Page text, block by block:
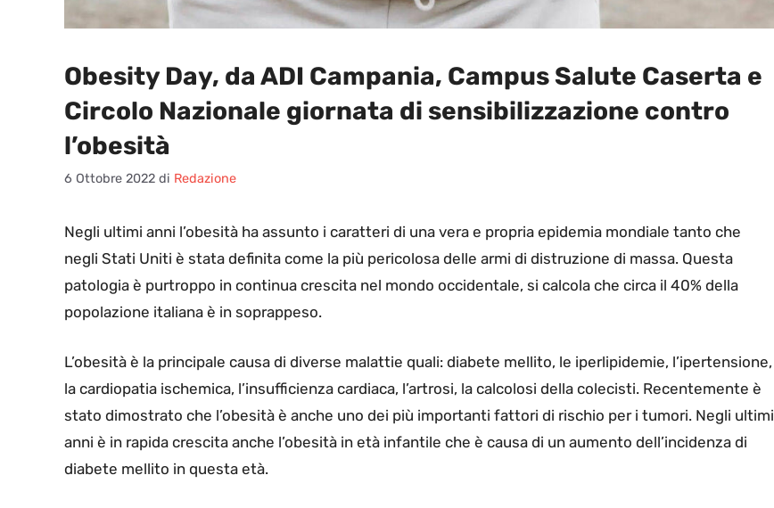
Obesity Day, da ADI Campania, Campus Salute Caserta e
Circolo Nazionale giornata di sensibilizzazione contro
l’obesità
6 Ottobre 2022 di Redazione
Negli ultimi anni l’obesità ha assunto i caratteri di una vera e propria epidemia mondiale tanto che
negli Stati Uniti è stata definita come la più pericolosa delle armi di distruzione di massa. Questa
patologia è purtroppo in continua crescita nel mondo occidentale, si calcola che circa il 40% della
popolazione italiana è in soprappeso.
L’obesità è la principale causa di diverse malattie quali: diabete mellito, le iperlipidemie, l’ipertensione,
la cardiopatia ischemica, l’insufficienza cardiaca, l’artrosi, la calcolosi della colecisti. Recentemente è
stato dimostrato che l’obesità è anche uno dei più importanti fattori di rischio per i tumori. Negli ultimi
anni è in rapida crescita anche l’obesità in età infantile che è causa di un aumento dell’incidenza di
diabete mellito in questa età.